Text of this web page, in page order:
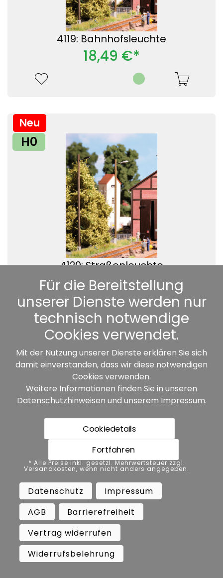
4119: Bahnhofsleuchte
18,49 €*
H0
4120: Straßenleuchte
Neu
17,99 €*
H0
4127: Mastaufsatzleuchte
19,99 €*
Für die Bereitstellung
unserer Dienste werden nur
technisch notwendige
Cookies verwendet.
Mit der Nutzung unserer Dienste erklären Sie sich
damit einverstanden, dass wir diese notwendigen
Cookies verwenden.
Weitere Informationen finden Sie in unseren
Datenschutzhinweisen und unserem Impressum.
Cookiedetails
Fortfahren
* Alle Preise inkl. gesetzl. Mehrwertsteuer zzgl.
Versandkosten, wenn nicht anders angegeben.
Datenschutz
Impressum
AGB
Barrierefreiheit
Vertrag widerrufen
Widerrufsbelehrung